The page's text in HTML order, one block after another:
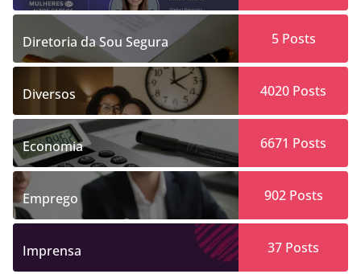
Diretoria da Sou Segura 5Posts
Diversos 4020 Posts
Economia 6671 Posts
Emprego 902Posts
Imprensa 37 Posts